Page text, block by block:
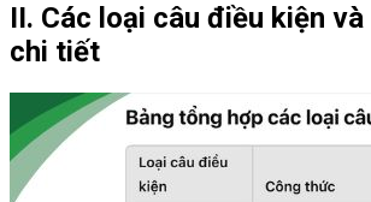
II. Các loại câu điều kiện
chi tiết